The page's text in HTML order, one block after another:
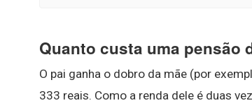
Quanto custa uma pensão
O pai ganha o dobro da mãe (por
333 reais. Como a renda dele é duas